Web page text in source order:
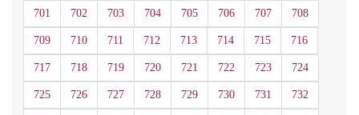
701 702 703 704 705 706 707 708
709 710 711 712 713 714 715 716
717 718 719 720 721 722 723 724
725 726 727 728 729 730 731 732